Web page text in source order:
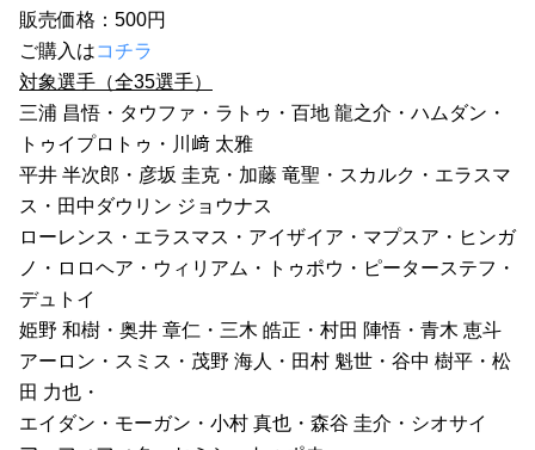
販売価格：500円
ご購入はコチラ
対象選手（全35選手）
三浦 昌悟・タウファ・ラトゥ・百地 龍之介・ハムダン・
トゥイプロトゥ・川﨑 太雅
平井 半次郎・彦坂 圭克・加藤 竜聖・スカルク・エラスマ
ス・田中ダウリン ジョウナス
ローレンス・エラスマス・アイザイア・マプスア・ヒンガ
ノ・ロロヘア・ウィリアム・トゥポウ・ピーターステフ・
デュトイ
姫野 和樹・奥井 章仁・三木 皓正・村田 陣悟・青木 恵斗
アーロン・スミス・茂野 海人・田村 魁世・谷中 樹平・松
田 力也・
エイダン・モーガン・小村 真也・森谷 圭介・シオサイ